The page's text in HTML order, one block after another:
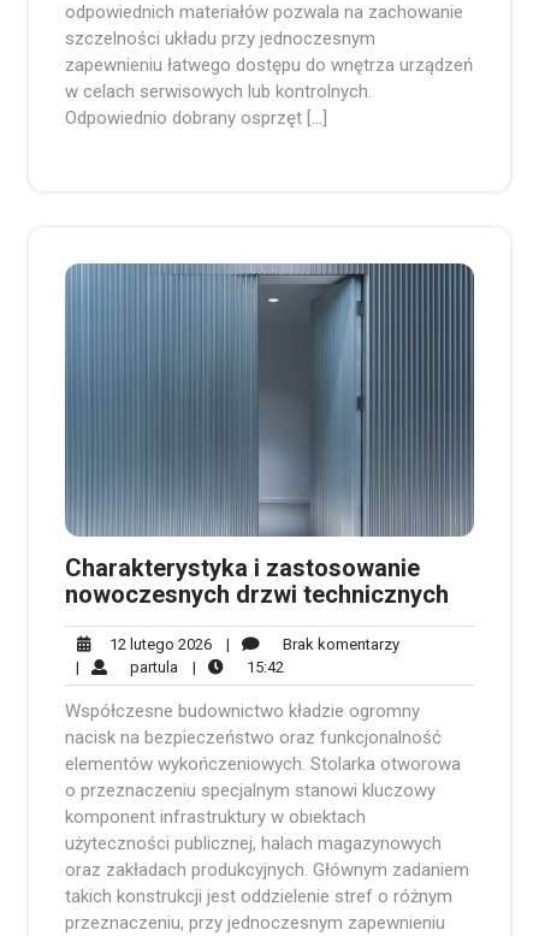
odpowiednich materiałów pozwala na zachowanie
szczelności układu przy jednoczesnym
zapewnieniu łatwego dostępu do wnętrza urządzeń
w celach serwisowych lub kontrolnych.
Odpowiednio dobrany osprzęt […]
Charakterystyka i zastosowanie
nowoczesnych drzwi technicznych
12 lutego 202612
lutego
2026
| Brak komentarzyBrak
| partula partula
| 15:42
Współczesne budownictwo kładzie ogromny
nacisk na bezpieczeństwo oraz funkcjonalność
elementów wykończeniowych. Stolarka otworowa
o przeznaczeniu specjalnym stanowi kluczowy
komponent infrastruktury w obiektach
użyteczności publicznej, halach magazynowych
oraz zakładach produkcyjnych. Głównym zadaniem
takich konstrukcji jest oddzielenie stref o różnym
przeznaczeniu, przy jednoczesnym zapewnieniu